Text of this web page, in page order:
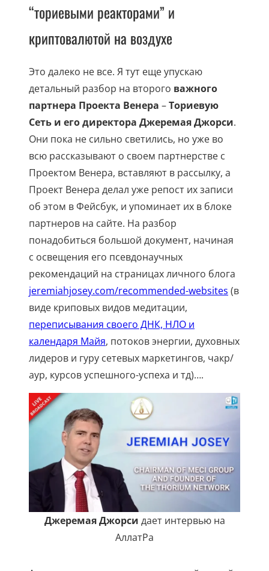
“ториевыми реакторами” и
криптовалютой на воздухе
Это далеко не все. Я тут еще упускаю
детальный разбор на второго важного
партнера Проекта Венера –Ториевую
Сеть и его директора Джеремая Джорси.
Они пока не сильно светились, но уже во
всю рассказывают о своем партнерстве с
Проектом Венера, вставляют в рассылку, а
Проект Венера делал уже репост их записи
об этом в Фейсбук, и упоминает их в блоке
партнеров на сайте. На разбор
понадобиться большой документ, начиная
с освещения его псевдонаучных
рекомендаций на страницах личного блога
jeremiahjosey.com/recommended-websites (в
виде криповых видов медитации,
переписывания своего ДНК, НЛО и
календаря Майя, потоков энергии, духовных
лидеров и гуру сетевых маркетингов, чакр/
аур, курсов успешного-успеха и тд)….
Джеремая Джорси дает интервью на
АллатРа